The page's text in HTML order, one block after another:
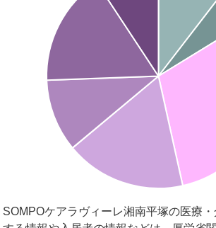
SOMPOケアラヴィーレ湘南平塚の医療